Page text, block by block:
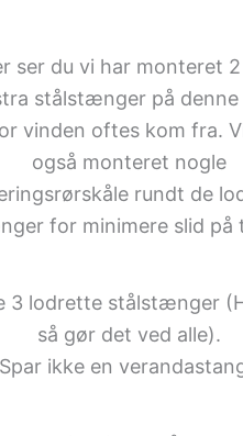
ser du vi har monteret
stålstænger på denne
vinden oftes kom fra.
også monteret nogle
rundt de
for minimere slid på
3 lodrette stålstænger
så gør det ved alle).
ikke en